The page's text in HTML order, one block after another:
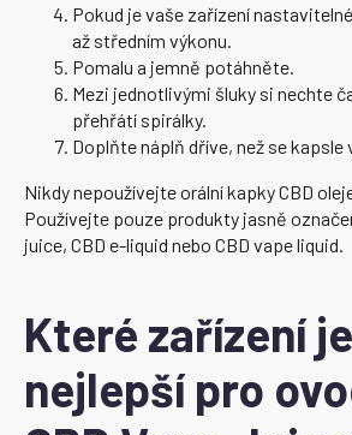
Pokud je vaše zařízení
až středním výkonu.
Pomalu a jemně potáhněte.
Mezi jednotlivými šluky si nechte
přehřátí spirálky.
Doplňte náplň dříve, než se kapsle
Nikdy nepoužívejte orální kapky CBD
Používejte pouze produkty jasně
juice, CBD e-liquid nebo CBD vape liquid.
Které zařízení je
nejlepší pro